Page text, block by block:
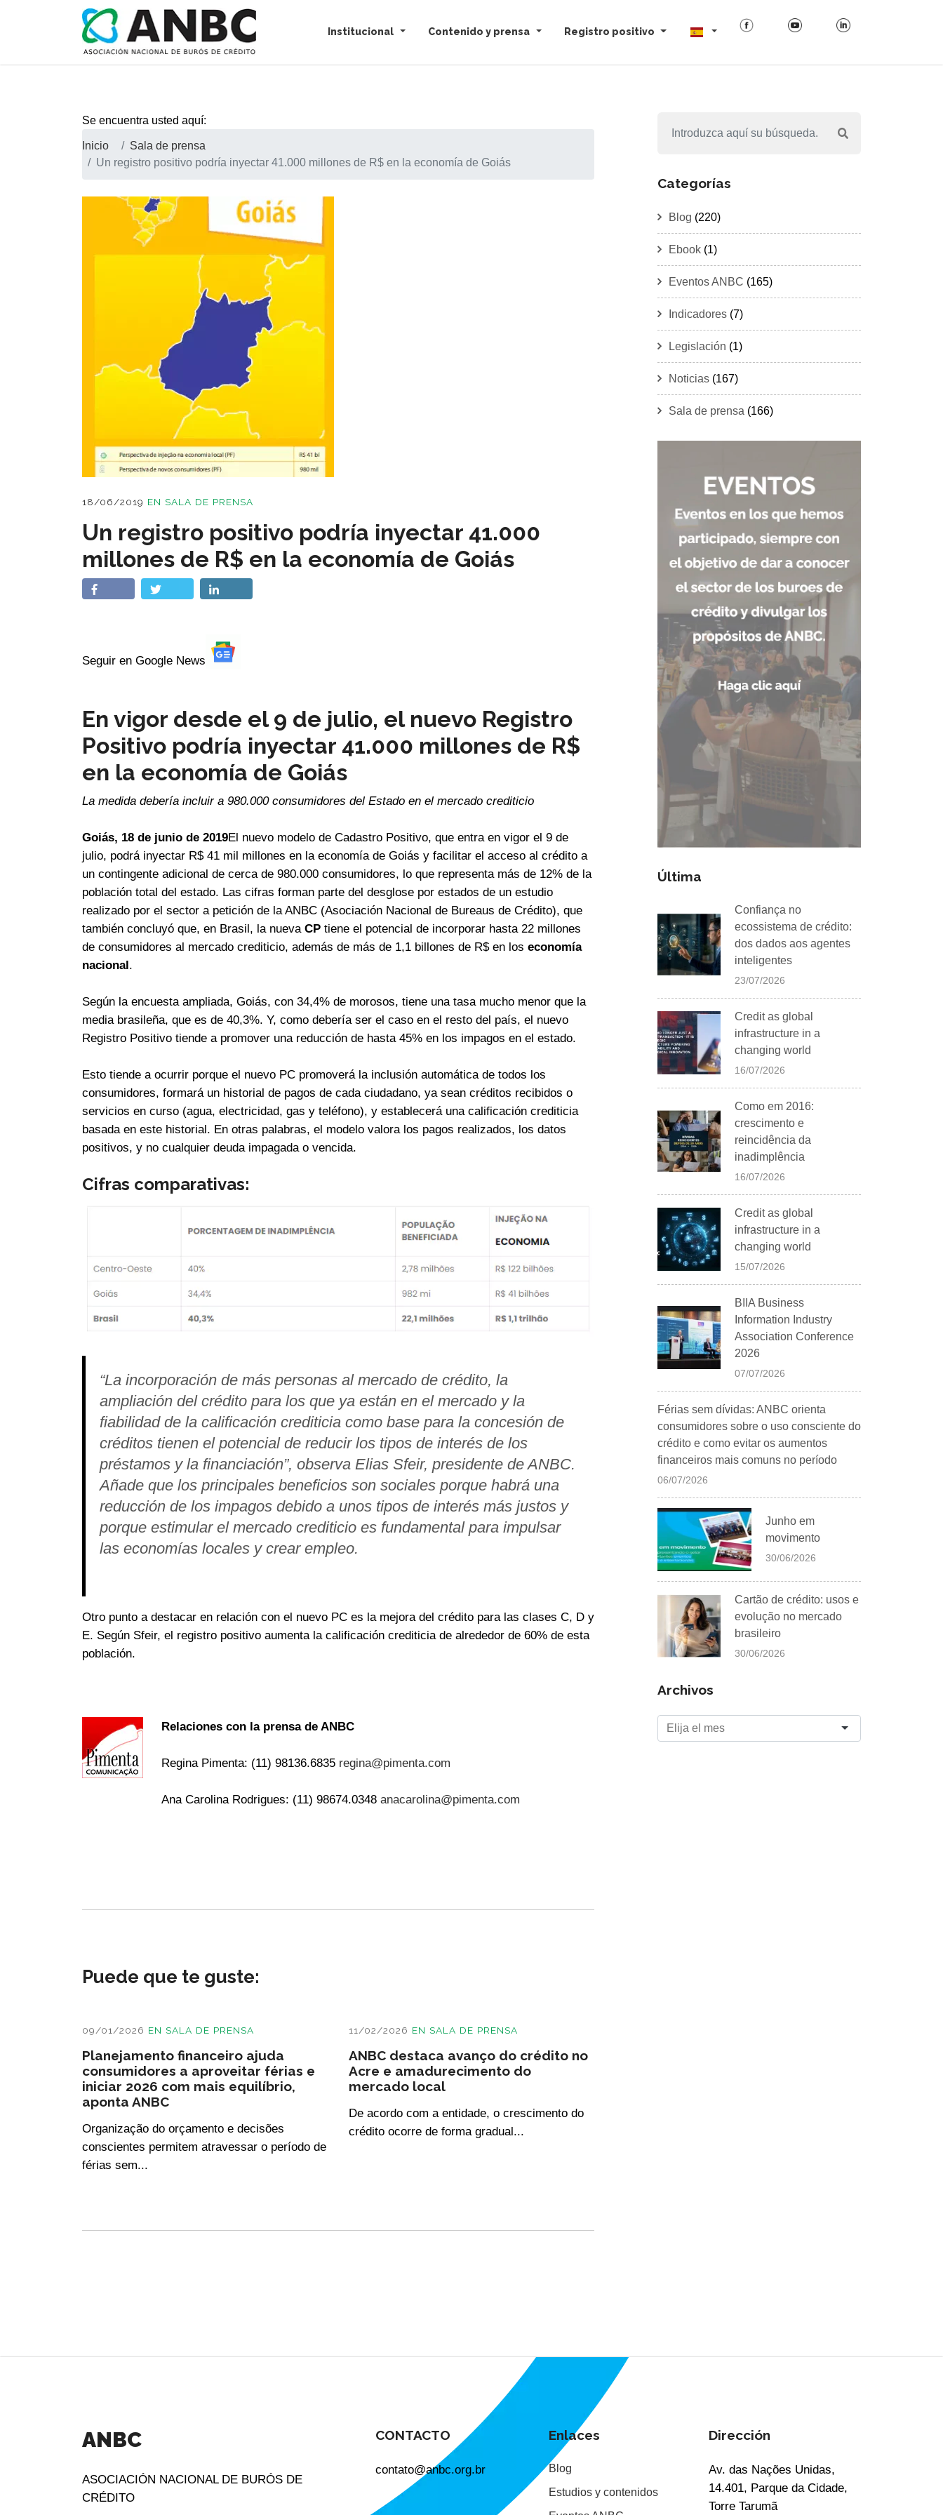
Institucional Contenido y prensa Registro positivo
Se encuentra usted aquí:
Inicio
Sala de prensa
Un registro positivo podría inyectar 41.000 millones de R$ en la economía de Goiás
18/06/2019 EN SALA DE PRENSA
Un registro positivo podría inyectar 41.000
millones de R$ en la economía de Goiás
Seguir en Google News
En vigor desde el 9 de julio, el nuevo Registro
Positivo podría inyectar 41.000 millones de R$
en la economía de Goiás
La medida debería incluir a 980.000 consumidores del Estado en el mercado crediticio
Goiás, 18 de junio de 2019El nuevo modelo de Cadastro Positivo, que entra en vigor el 9 de
julio, podrá inyectar R$ 41 mil millones en la economía de Goiás y facilitar el acceso al crédito a
un contingente adicional de cerca de 980.000 consumidores, lo que representa más de 12% de la
población total del estado. Las cifras forman parte del desglose por estados de un estudio
realizado por el sector a petición de la ANBC (Asociación Nacional de Bureaus de Crédito), que
también concluyó que, en Brasil, la nueva CP tiene el potencial de incorporar hasta 22 millones
de consumidores al mercado crediticio, además de más de 1,1 billones de R$ en los economía
nacional.
Según la encuesta ampliada, Goiás, con 34,4% de morosos, tiene una tasa mucho menor que la
media brasileña, que es de 40,3%. Y, como debería ser el caso en el resto del país, el nuevo
Registro Positivo tiende a promover una reducción de hasta 45% en los impagos en el estado.
Esto tiende a ocurrir porque el nuevo PC promoverá la inclusión automática de todos los
consumidores, formará un historial de pagos de cada ciudadano, ya sean créditos recibidos o
servicios en curso (agua, electricidad, gas y teléfono), y establecerá una calificación crediticia
basada en este historial. En otras palabras, el modelo valora los pagos realizados, los datos
positivos, y no cualquier deuda impagada o vencida.
Cifras comparativas:
“La incorporación de más personas al mercado de crédito, la
ampliación del crédito para los que ya están en el mercado y la
fiabilidad de la calificación crediticia como base para la concesión de
créditos tienen el potencial de reducir los tipos de interés de los
préstamos y la financiación”, observa Elias Sfeir, presidente de ANBC.
Añade que los principales beneficios son sociales porque habrá una
reducción de los impagos debido a unos tipos de interés más justos y
porque estimular el mercado crediticio es fundamental para impulsar
las economías locales y crear empleo.
Otro punto a destacar en relación con el nuevo PC es la mejora del crédito para las clases C, D y
E. Según Sfeir, el registro positivo aumenta la calificación crediticia de alrededor de 60% de esta
población.
Relaciones con la prensa de ANBC
Regina Pimenta: (11) 98136.6835 regina@pimenta.com
Ana Carolina Rodrigues: (11) 98674.0348anacarolina@pimenta.com
Puede que te guste:
09/01/2026 EN SALA DE PRENSA
Planejamento financeiro ajuda
consumidores a aproveitar férias e
iniciar 2026 com mais equilíbrio,
aponta ANBC
Organização do orçamento e decisões
conscientes permitem atravessar o período de
férias sem...
11/02/2026 EN SALA DE PRENSA
ANBC destaca avanço do crédito no
Acre e amadurecimento do
mercado local
De acordo com a entidade, o crescimento do
crédito ocorre de forma gradual...
Categorías
Blog (220)
Ebook (1)
Eventos ANBC (165)
Indicadores (7)
Legislación (1)
Noticias (167)
Sala de prensa (166)
Última
Confiança no
ecossistema de crédito:
dos dados aos agentes
inteligentes
23/07/2026
Credit as global
infrastructure in a
changing world
16/07/2026
Como em 2016:
crescimento e
reincidência da
inadimplência
16/07/2026
Credit as global
infrastructure in a
changing world
15/07/2026
BIIA Business
Information Industry
Association Conference
2026
07/07/2026
Férias sem dívidas: ANBC orienta
consumidores sobre o uso consciente do
crédito e como evitar os aumentos
financeiros mais comuns no período
06/07/2026
Junho em
movimento
30/06/2026
Cartão de crédito: usos e
evolução no mercado
brasileiro
30/06/2026
Archivos
ANBC
ASOCIACIÓN NACIONAL DE BURÓS DE
CRÉDITO
CONTACTO
contato@anbc.org.br
Enlaces
Blog
Estudios y contenidos
Dirección
Av. das Nações Unidas,
14.401, Parque da Cidade,
Torre Tarumã